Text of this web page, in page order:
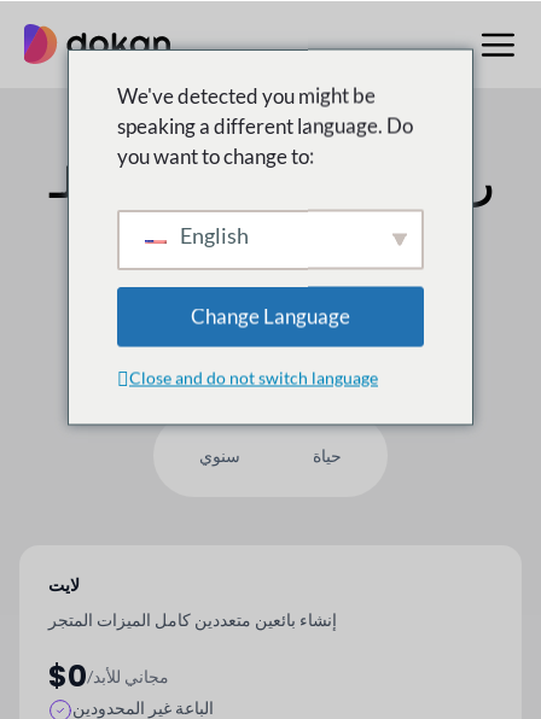
إلى
المحتوى
رقم 1 متعدد البائعين
سوق لـ
WordPress
سنوي حياة
لايت
إنشاء بائعين متعددين كامل الميزات المتجر
$0 /مجاني للأبد
الباعة غير المحدودين
We've detected you might be
speaking a different language. Do
you want to change to:
English
Change Language
Close and do not switch language